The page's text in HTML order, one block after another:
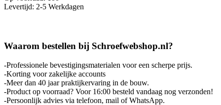
Levertijd: 2-5 Werkdagen
Waarom bestellen bij Schroefwebshop.nl?
-Professionele bevestigingsmaterialen voor een scherpe prijs.
-Korting voor zakelijke accounts
-Meer dan 40 jaar praktijkervaring in de bouw.
-Product op voorraad? Voor 16:00 besteld vandaag nog verzonden!
-Persoonlijk advies via telefoon, mail of WhatsApp.